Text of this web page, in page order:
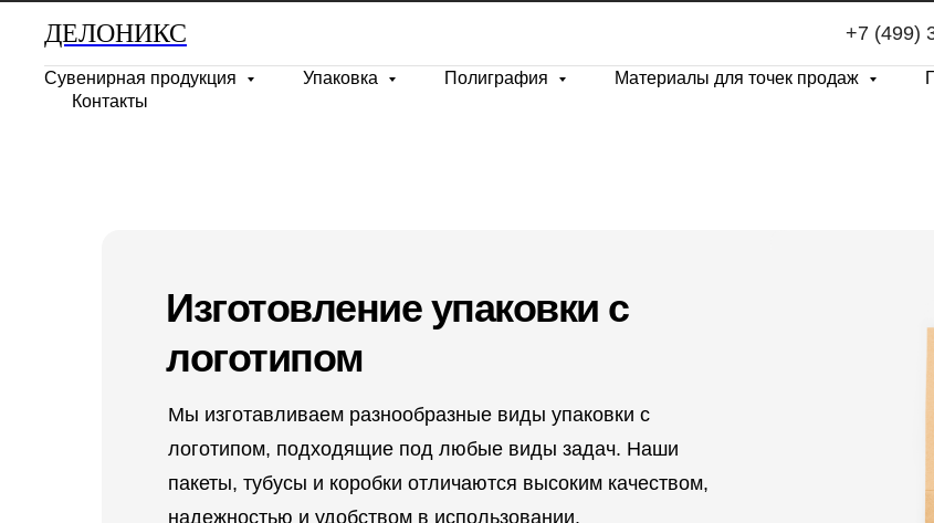
ДЕЛОНИКС +7 (499)
Сувенирная продукция Упаковка Полиграфия Материалы для точек продаж
Контакты
Изготовление упаковки с
логотипом
Мы изготавливаем разнообразные виды упаковки с
логотипом, подходящие под любые виды задач. Наши
пакеты, тубусы и коробки отличаются высоким качеством,
надежностью и удобством в использовании.